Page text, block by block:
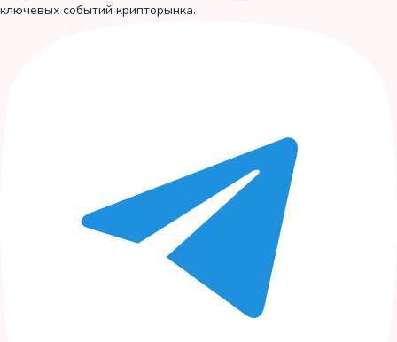
ключевых событий крипторынка.